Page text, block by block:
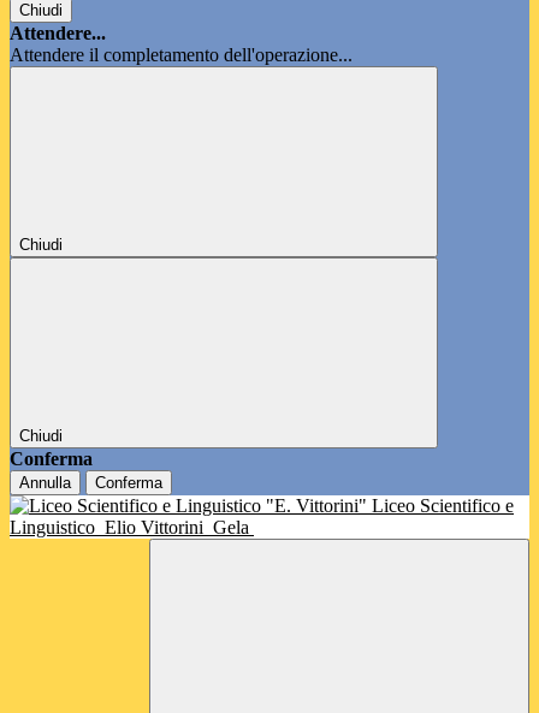
Chiudi
Attendere...
Attendere il completamento dell'operazione...
Chiudi
Chiudi
Conferma
Annulla Conferma
Liceo Scientifico e
Linguistico Elio Vittorini Gela